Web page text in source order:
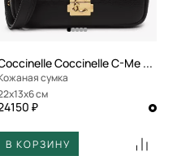
Coccinelle Coccinelle C-Me Lock
Кожаная сумка
22x13x6 см
₽
В КОРЗИНУ